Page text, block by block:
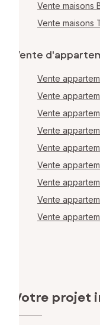
Vente maisons
Vente maisons
Vente
Vente
Vente
Vente
Vente
Vente
Vente
Vente
Vente
Vente
Votre projet